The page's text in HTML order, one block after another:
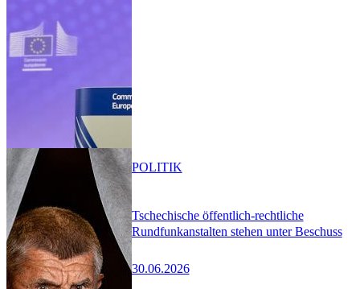
Tschechische öffentlich-rechtliche
Rundfunkanstalten stehen unter Beschuss
30.06.2026
POLITIK